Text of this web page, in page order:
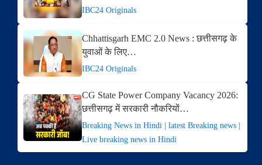
IBC24 Originals
Chhattisgarh EMC 2.0 News : छत्तीसगढ़ के
युवाओं के लिए…
IBC24 Originals
CG State Power Company Vacancy 2026:
छत्तीसगढ़ में सरकारी नौकरियों…
Breaking News in Hindi | latest Breaking news |
Live breaking news in Hindi